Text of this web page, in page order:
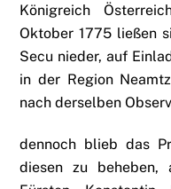
Königreich
Oktober 1775 ließen
Secu nieder, auf
in der Region
nach derselben
dennoch blieb das
diesen zu